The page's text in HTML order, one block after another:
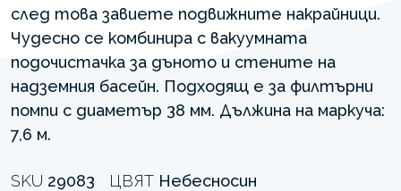
след това завиете подвижните накрайници.
Чудесно се комбинира с вакуумната
подочистачка за дъното и стените на
надземния басейн. Подходящ е за филтърни
помпи с диаметър 38 мм. Дължина на маркуча:
7,6 м.
SKU 29083 ЦВЯТ Небесносин